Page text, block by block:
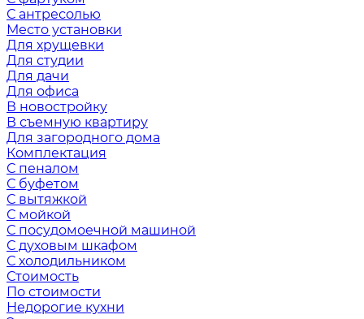
С антресолью
Место установки
Для хрущевки
Для студии
Для дачи
Для офиса
В новостройку
В съемную квартиру
Для загородного дома
Комплектация
С пеналом
С буфетом
С вытяжкой
С мойкой
С посудомоечной машиной
С духовым шкафом
С холодильником
Стоимость
По стоимости
Недорогие кухни